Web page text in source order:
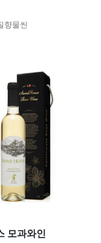
향물씬
모과와인